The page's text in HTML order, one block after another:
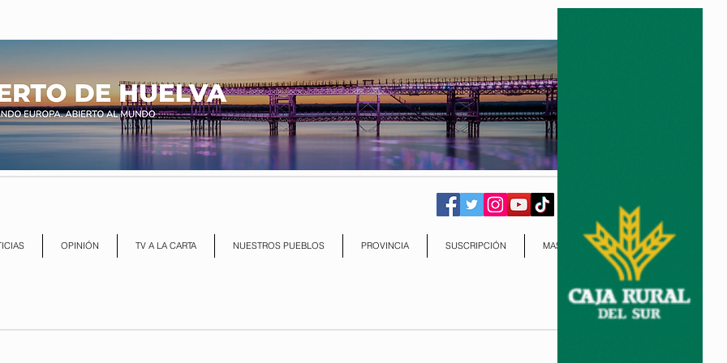
OPINIÓN TV A LA CARTA NUESTROS PUEBLOS PROVINCIA SUSCRIPCIÓN MAS